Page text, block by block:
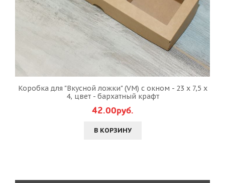
Коробка для "Вкусной ложки" (VM) с окном - 23 х 7,5 х
4, цвет - бархатный крафт
42.00руб.
В КОРЗИНУ